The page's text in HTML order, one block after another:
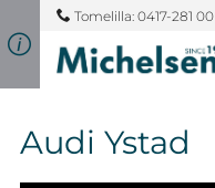
Tomelilla: 0417-281 00
Audi Ystad